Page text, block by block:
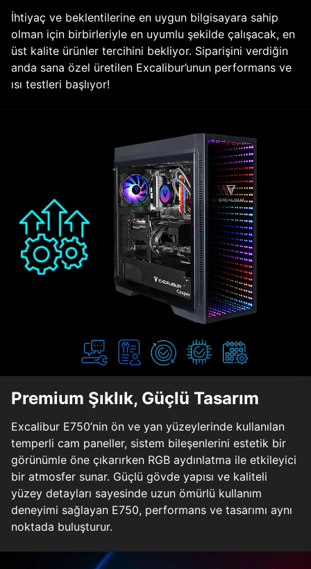
İhtiyaç ve beklentilerine en uygun bilgisayara sahip
olman için birbirleriyle en uyumlu şekilde çalışacak, en
üst kalite ürünler tercihini bekliyor. Siparişini verdiğin
anda sana özel üretilen Excalibur’unun performans ve
ısı testleri başlıyor!
Premium Şıklık, Güçlü Tasarım
Excalibur E750’nin ön ve yan yüzeylerinde kullanılan
temperli cam paneller, sistem bileşenlerini estetik bir
görünümle öne çıkarırken RGB aydınlatma ile etkileyici
bir atmosfer sunar. Güçlü gövde yapısı ve kaliteli
yüzey detayları sayesinde uzun ömürlü kullanım
deneyimi sağlayan E750, performans ve tasarımı aynı
noktada buluşturur.